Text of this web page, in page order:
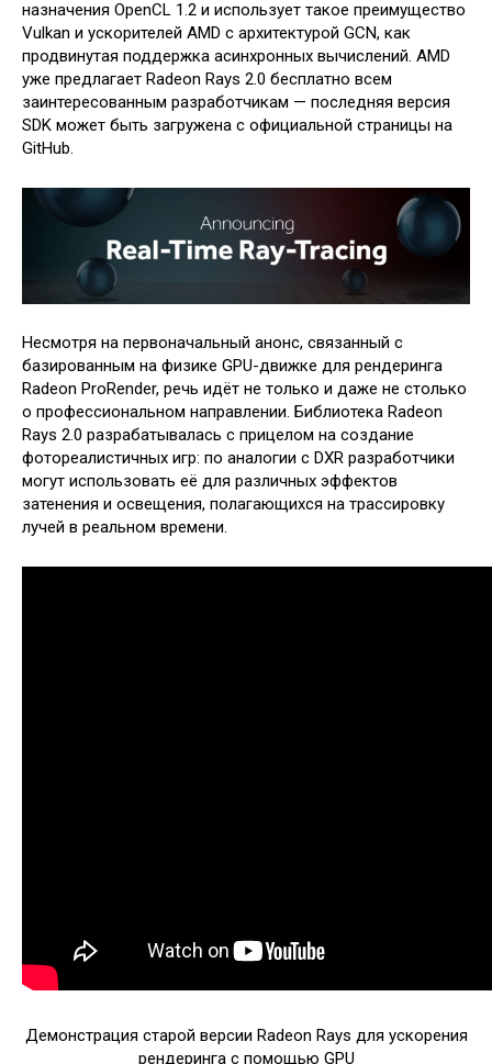
назначения OpenCL 1.2 и использует такое преимущество
Vulkan и ускорителей AMD с архитектурой GCN, как
продвинутая поддержка асинхронных вычислений. AMD
уже предлагает Radeon Rays 2.0 бесплатно всем
заинтересованным разработчикам — последняя версия
SDK может быть загружена с официальной страницы на
GitHub.
Несмотря на первоначальный анонс, связанный с
базированным на физике GPU-движке для рендеринга
Radeon ProRender, речь идёт не только и даже не столько
о профессиональном направлении. Библиотека Radeon
Rays 2.0 разрабатывалась с прицелом на создание
фотореалистичных игр: по аналогии с DXR разработчики
могут использовать её для различных эффектов
затенения и освещения, полагающихся на трассировку
лучей в реальном времени.
Демонстрация старой версии Radeon Rays для ускорения
рендеринга с помощью GPU